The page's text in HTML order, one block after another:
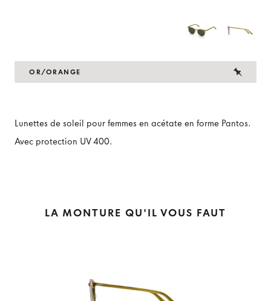
OR/ORANGE
Lunettes de soleil pour femmes en acétate en forme Pantos.
Avec protection UV 400.
LA MONTURE QU'IL VOUS FAUT